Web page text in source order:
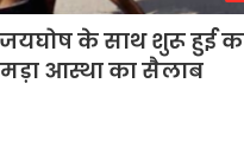
के साथ शुरू हुई
उमड़ा आस्था का सैलाब